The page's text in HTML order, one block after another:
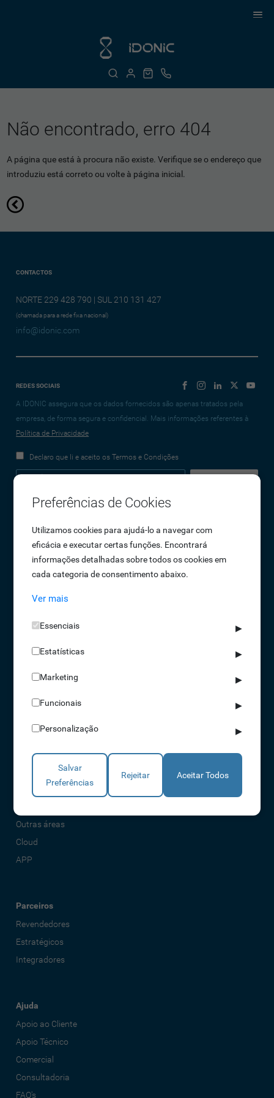
Não encontrado, erro 404
A página que está à procura não existe. Verifique se o endereço que
introduziu está correto ou volte à página inicial.
CONTACTOS
NORTE 229 428 790 | SUL 210 131 427
(chamada para a rede fixa nacional)
info@idonic.com
REDES SOCIAIS
A IDONIC assegura que os dados fornecidos são apenas tratados pela
empresa, de forma segura e confidencial. Mais informações referentes à
Política de Privacidade
Declaro que li e aceito os Termos e Condições
Empresa
Sobre Nós
Oportunidades de Emprego
Termos e Condições
Política de Privacidade
Livro de reclamações
Soluções
Acessos
Torniquetes
Parques Auto
Rondas e Serviços
Outras áreas
Cloud
APP
Parceiros
Revendedores
Estratégicos
Integradores
Ajuda
Apoio ao Cliente
Apoio Técnico
Comercial
Consultadoria
FAQ's
Preferências de Cookies
Utilizamos cookies para ajudá-lo a navegar com
eficácia e executar certas funções. Encontrará
informações detalhadas sobre todos os cookies em
cada categoria de consentimento abaixo.
Ver mais
Essenciais ▶
Estatísticas ▶
Marketing ▶
Funcionais ▶
Personalização ▶
Salvar
Preferências
Rejeitar Aceitar Todos